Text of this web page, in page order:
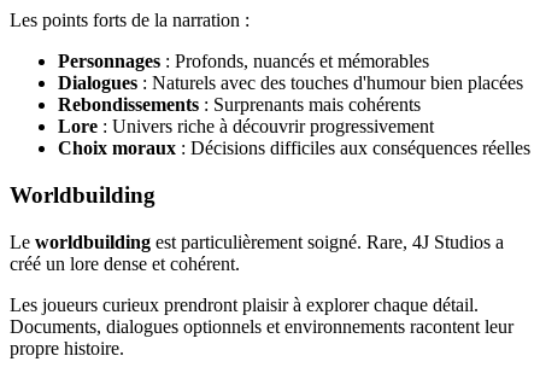
Les points forts de la narration :
Personnages : Profonds, nuancés et mémorables
Dialogues : Naturels avec des touches d'humour bien placées
Rebondissements : Surprenants mais cohérents
Lore : Univers riche à découvrir progressivement
Choix moraux : Décisions difficiles aux conséquences réelles
Worldbuilding
Le worldbuilding est particulièrement soigné. Rare, 4J Studios a
créé un lore dense et cohérent.
Les joueurs curieux prendront plaisir à explorer chaque détail.
Documents, dialogues optionnels et environnements racontent leur
propre histoire.